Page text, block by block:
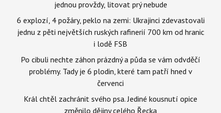
jednou provždy, litovat prý nebude
6 explozí, 4 požáry, peklo na zemi: Ukrajinci zdevastovali
jednu z pěti největších ruských rafinerií 700 km od hranic
i lodě FSB
Po cibuli nechte záhon prázdný a půda se vám odvděčí
problémy. Tady je 6 plodin, které tam patří hned v
červenci
Král chtěl zachránit svého psa. Jediné kousnutí opice
změnilo dějiny celého Řecka